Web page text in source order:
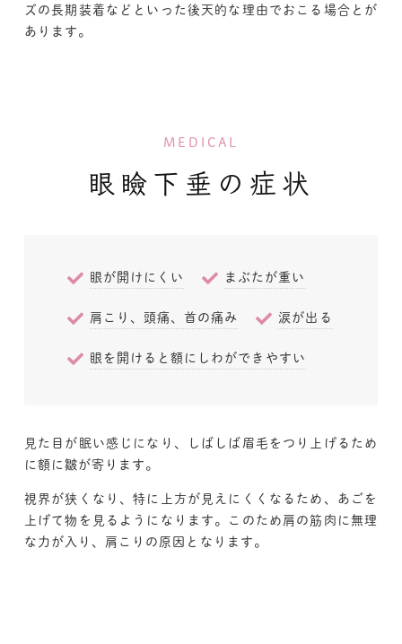
ズの長期装着などといった後天的な理由でおこる場合とが
あります。
MEDICAL
眼瞼下垂の症状
眼が開けにくい まぶたが重い
肩こり、頭痛、首の痛み 涙が出る
眼を開けると額にしわができやすい
見た目が眠い感じになり、しばしば眉毛をつり上げるため
に額に皺が寄ります。
視界が狭くなり、特に上方が見えにくくなるため、あごを
上げて物を見るようになります。このため肩の筋肉に無理
な力が入り、肩こりの原因となります。